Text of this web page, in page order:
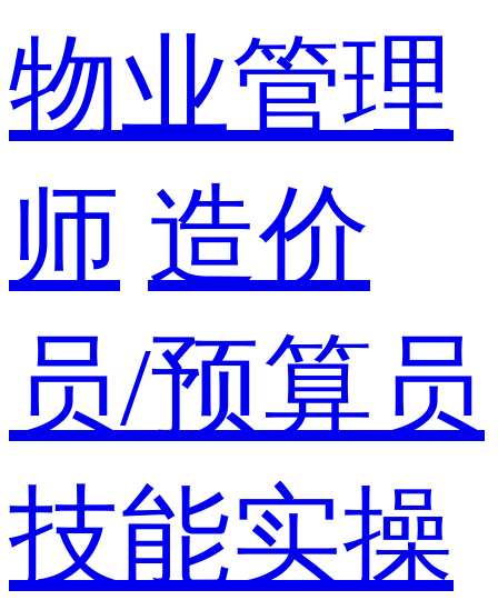
物业管理
师 造价
员/预算员
技能实操